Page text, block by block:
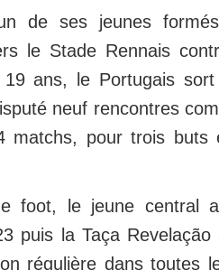
de ses jeunes
le Stade Rennais
ans, le Portugais sort
neuf rencontres
matchs, pour trois buts
foot, le jeune central
puis la Taça
régulière dans toutes